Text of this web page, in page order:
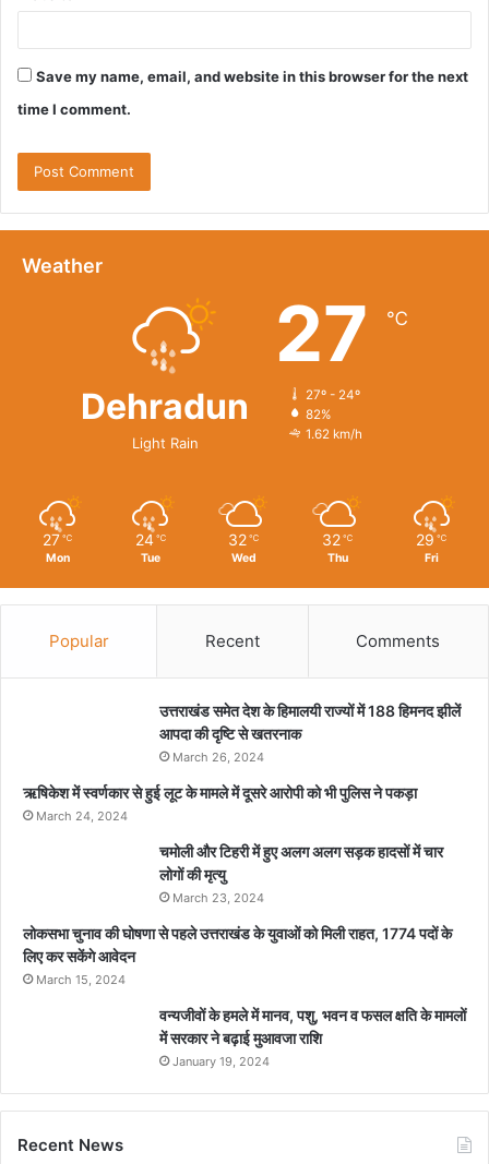
Save my name, email, and website in this browser for the next
time I comment.
Weather
Dehradun
Light Rain
27 ℃
27º - 24º
82%
1.62 km/h
27 ℃
Mon
24 ℃
Tue
32 ℃
Wed
32 ℃
Thu
29 ℃
Fri
Popular Recent Comments
उत्तराखंड समेत देश के हिमालयी राज्यों में 188 हिमनद झीलें
आपदा की दृष्टि से खतरनाक
March 26, 2024
ऋषिकेश में स्वर्णकार से हुई लूट के मामले में दूसरे आरोपी को भी पुलिस ने पकड़ा
March 24, 2024
चमोली और टिहरी में हुए अलग अलग सड़क हादसों में चार
लोगों की मृत्यु
March 23, 2024
लोकसभा चुनाव की घोषणा से पहले उत्तराखंड के युवाओं को मिली राहत, 1774 पदों के
लिए कर सकेंगे आवेदन
March 15, 2024
वन्यजीवों के हमले में मानव, पशु, भवन व फसल क्षति के मामलों
में सरकार ने बढ़ाई मुआवजा राशि
January 19, 2024
Recent News